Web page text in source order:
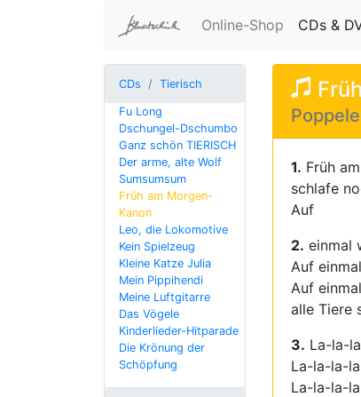
Online-Shop CDs &
CDs Tierisch
Fu Long
Dschungel-Dschumbo
Ganz schön TIERISCH
Der arme, alte Wolf
Sumsumsum
Früh am Morgen-
Kanon
Leo, die Lokomotive
Kein Spielzeug
Kleine Katze Julia
Mein Pippihendi
Meine Luftgitarre
Das Vögele
Kinderlieder-Hitparade
Die Krönung der
Schöpfung
1. Früh
schlafe
Auf
2. einmal
Auf
Auf
alle Tiere
3. La-la-
La-la-la-
La-la-la-